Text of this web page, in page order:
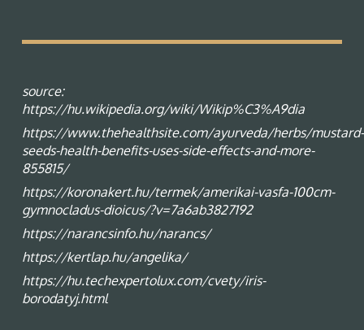
source:
https://hu.wikipedia.org/wiki/Wikip%C3%A9dia
https://www.thehealthsite.com/ayurveda/herbs/mustard-
seeds-health-benefits-uses-side-effects-and-more-
855815/
https://koronakert.hu/termek/amerikai-vasfa-100cm-
gymnocladus-dioicus/?v=7a6ab3827192
https://narancsinfo.hu/narancs/
https://kertlap.hu/angelika/
https://hu.techexpertolux.com/cvety/iris-
borodatyj.html